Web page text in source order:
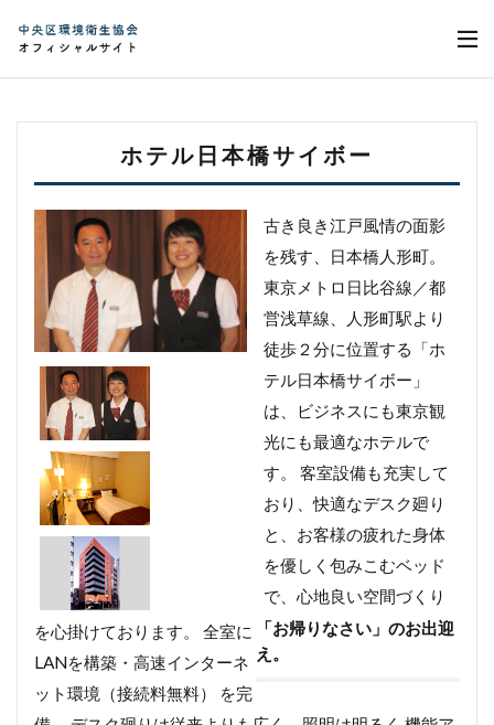
ホテル日本橋サイボー
「お帰りなさい」のお出迎
え。
古き良き江戸風情の面影
を残す、日本橋人形町。
東京メトロ日比谷線／都
営浅草線、人形町駅より
徒歩２分に位置する「ホ
テル日本橋サイボー」
は、ビジネスにも東京観
光にも最適なホテルで
す。 客室設備も充実して
おり、快適なデスク廻り
と、お客様の疲れた身体
を優しく包みこむベッド
で、心地良い空間づくり
を心掛けております。 全室に
LANを構築・高速インターネ
ット環境（接続料無料） を完